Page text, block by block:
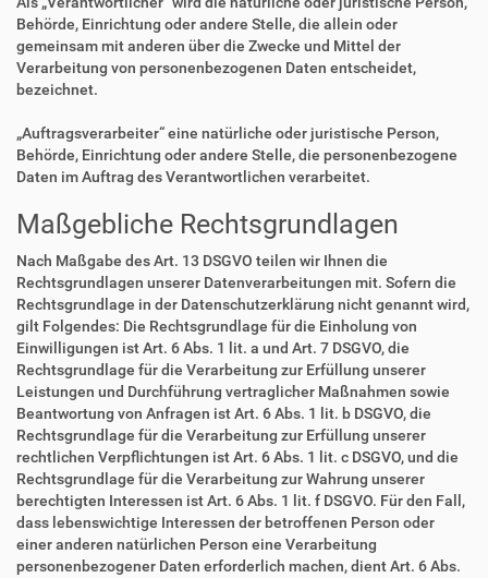
Behörde, Einrichtung oder andere Stelle, die allein oder
gemeinsam mit anderen über die Zwecke und Mittel der
Verarbeitung von personenbezogenen Daten entscheidet,
bezeichnet.
„Auftragsverarbeiter“ eine natürliche oder juristische Person,
Behörde, Einrichtung oder andere Stelle, die personenbezogene
Daten im Auftrag des Verantwortlichen verarbeitet.
Maßgebliche Rechtsgrundlagen
Nach Maßgabe des Art. 13 DSGVO teilen wir Ihnen die
Rechtsgrundlagen unserer Datenverarbeitungen mit. Sofern die
Rechtsgrundlage in der Datenschutzerklärung nicht genannt wird,
gilt Folgendes: Die Rechtsgrundlage für die Einholung von
Einwilligungen ist Art. 6 Abs. 1 lit. a und Art. 7 DSGVO, die
Rechtsgrundlage für die Verarbeitung zur Erfüllung unserer
Leistungen und Durchführung vertraglicher Maßnahmen sowie
Beantwortung von Anfragen ist Art. 6 Abs. 1 lit. b DSGVO, die
Rechtsgrundlage für die Verarbeitung zur Erfüllung unserer
rechtlichen Verpflichtungen ist Art. 6 Abs. 1 lit. c DSGVO, und die
Rechtsgrundlage für die Verarbeitung zur Wahrung unserer
berechtigten Interessen ist Art. 6 Abs. 1 lit. f DSGVO. Für den Fall,
dass lebenswichtige Interessen der betroffenen Person oder
einer anderen natürlichen Person eine Verarbeitung
personenbezogener Daten erforderlich machen, dient Art. 6 Abs.